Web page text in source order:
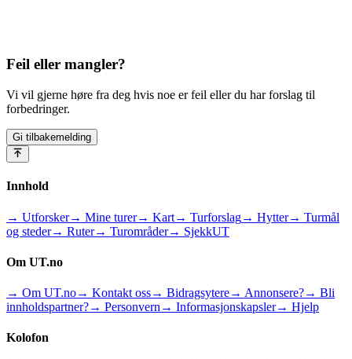
Feil eller mangler?
Vi vil gjerne høre fra deg hvis noe er feil eller du har forslag til
forbedringer.
Gi tilbakemelding
Innhold
→ Utforsker→ Mine turer→ Kart→ Turforslag→ Hytter→ Turmål
og steder→ Ruter→ Turområder→ SjekkUT
Om UT.no
→ Om UT.no→ Kontakt oss→ Bidragsytere→ Annonsere?→ Bli
innholdspartner?→ Personvern → Informasjonskapsler→ Hjelp
Kolofon